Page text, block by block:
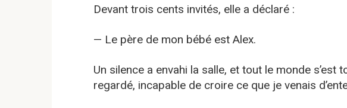
Devant trois cents invités, elle a déclaré :
— Le père de mon bébé est Alex.
Un silence a envahi la salle, et tout le monde s’est
regardé, incapable de croire ce que je venais